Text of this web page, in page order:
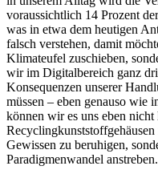
voraussichtlich 14 Prozent
was in etwa dem heutigen
falsch verstehen, damit
Klimateufel zuschieben,
wir im Digitalbereich ganz
Konsequenzen unserer
müssen – eben genauso wie
können wir es uns eben nicht
Gewissen zu beruhigen,
Paradigmenwandel anstreben.